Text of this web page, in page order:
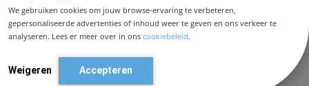
We gebruiken cookies om jouw browse-ervaring te verbeteren,
gepersonaliseerde advertenties of inhoud weer te geven en ons verkeer te
analyseren. Lees er meer over in ons cookiebeleid.
Weigeren Accepteren
Privacybeleid
Cookiebeleid
Disclaimer en aansprakelijkheid